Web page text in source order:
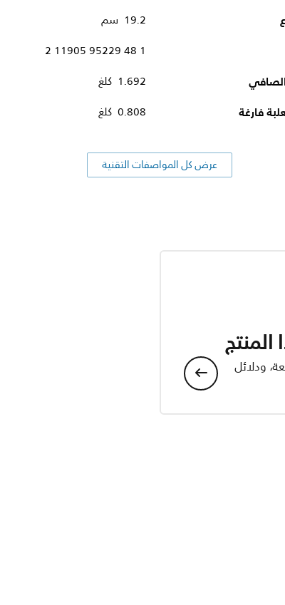
19.2 سم
1 48 95229 11905 2
1.692 كلغ
فارغة 0.808 كلغ
عرض كل المواصفات التقنية
ودلائل